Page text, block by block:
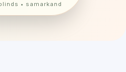
• samarkand